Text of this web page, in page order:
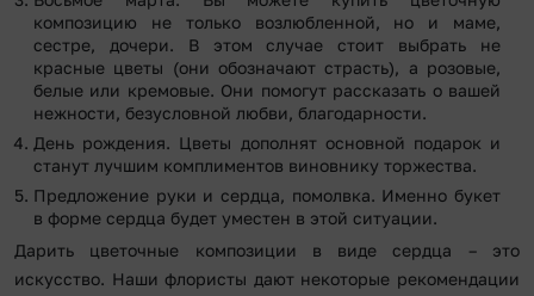
композицию не только возлюбленной, но и маме,
сестре, дочери. В этом случае стоит выбрать не
красные цветы (они обозначают страсть), а розовые,
белые или кремовые. Они помогут рассказать о вашей
нежности, безусловной любви, благодарности.
День рождения. Цветы дополнят основной подарок и
станут лучшим комплиментов виновнику торжества.
Предложение руки и сердца, помолвка. Именно букет
в форме сердца будет уместен в этой ситуации.
Дарить цветочные композиции в виде сердца – это
искусство. Наши флористы дают некоторые рекомендации